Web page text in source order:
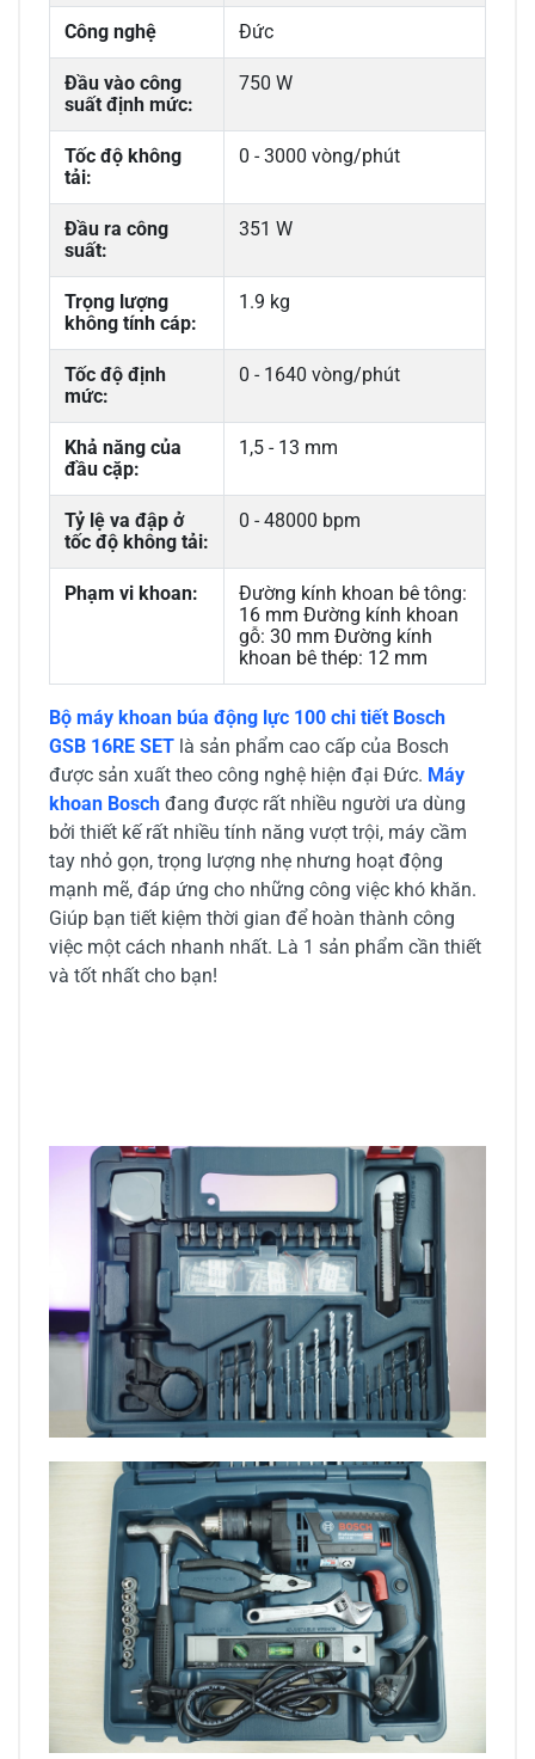
Công nghệ Đức
Đầu vào công
suất định mức:
750 W
Tốc độ không
tải:
0 - 3000 vòng/phút
Đầu ra công
suất:
351 W
Trọng lượng
không tính cáp:
1.9 kg
Tốc độ định
mức:
0 - 1640 vòng/phút
Khả năng của
đầu cặp:
1,5 - 13 mm
Tỷ lệ va đập ở
tốc độ không tải:
0 - 48000 bpm
Phạm vi khoan:
Đường kính khoan bê tông:
16 mm Đường kính khoan
gỗ: 30 mm Đường kính
khoan bê thép: 12 mm
Bộ máy khoan búa động lực 100 chi tiết Bosch
GSB 16RE SET là sản phẩm cao cấp của Bosch
được sản xuất theo công nghệ hiện đại Đức. Máy
khoan Bosch đang được rất nhiều người ưa dùng
bởi thiết kế rất nhiều tính năng vượt trội, máy cầm
tay nhỏ gọn, trọng lượng nhẹ nhưng hoạt động
mạnh mẽ, đáp ứng cho những công việc khó khăn.
Giúp bạn tiết kiệm thời gian để hoàn thành công
việc một cách nhanh nhất. Là 1 sản phẩm cần thiết
và tốt nhất cho bạn!